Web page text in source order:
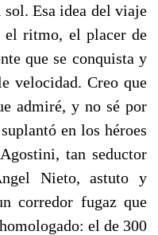
Esa idea del viaje
el ritmo, el placer de
que se conquista y
velocidad. Creo que
admiré, y no sé por
en los héroes
tan seductor
Nieto, astuto y
corredor fugaz que
el de 300